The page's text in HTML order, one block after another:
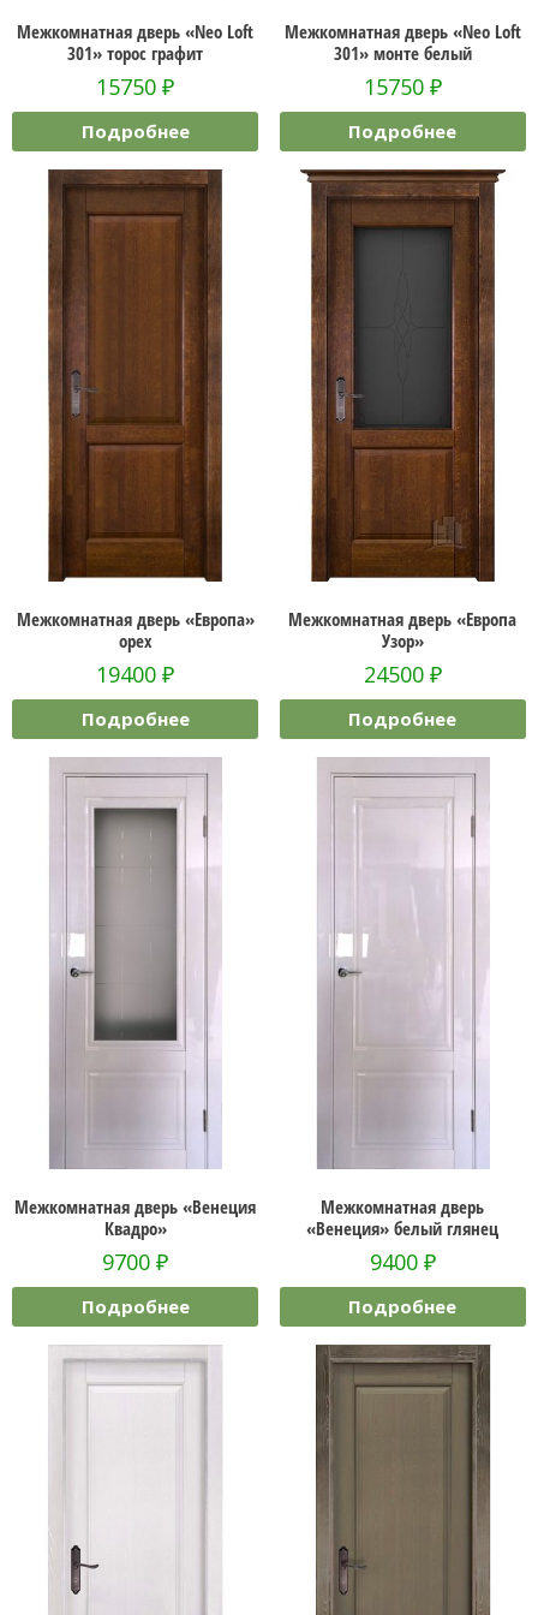
Межкомнатная дверь «Neo Loft
301» торос графит
15750₽
Подробнее
Межкомнатная дверь «Neo Loft
301» монте белый
15750 ₽
Подробнее
Межкомнатная дверь «Европа»
орех
19400₽
Подробнее
Межкомнатная дверь «Европа
Узор»
24500 ₽
Подробнее
Межкомнатная дверь «Венеция
Квадро»
9700₽
Подробнее
Межкомнатная дверь
«Венеция» белый глянец
9400 ₽
Подробнее